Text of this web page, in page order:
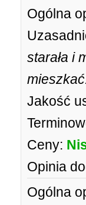
Ogólna
starała i
Jakość
Ceny:
Opinia
Ogólna